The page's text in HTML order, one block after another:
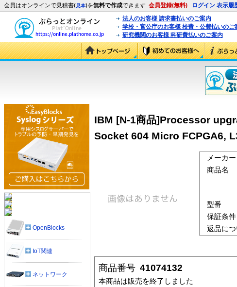
会員はオンラインで見積書(見本)を無料で作成できます 会員登録(無料) ログイン 表示履
法人のお客様 請求書払いのご案内
学校・官公庁のお客様 校費・公費払いのご
研究機関のお客様 科研費払いのご案内
IBM [N-1商品]Processor
Socket 604 Micro FCPGA6,
メーカー
商品名
型番
保証条件
返品につ
商品番号 41074132
本商品は販売を終了しました
OpenBlocks
IoT関連
ネットワーク